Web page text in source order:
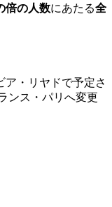
倍の人数にあたる全
ア・リヤドで予定さ
ンス・パリへ変更